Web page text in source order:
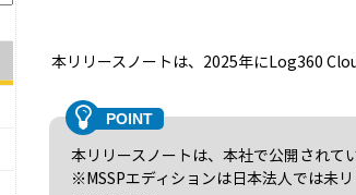
本リリースノートは、2025年にLog360
本リリースノートは、本社で公開されて
※MSSPエディションは日本法人では未